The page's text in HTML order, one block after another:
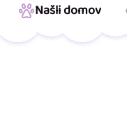
Našli domov